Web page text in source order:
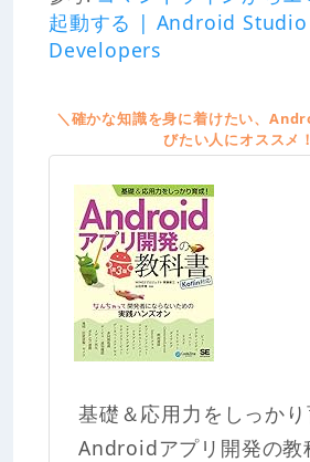
起動する | Android
Developers
＼確かな知識を身に着けたい、
びたい人にオススメ
基礎＆応用力をしっかり
Androidアプリ開発の教